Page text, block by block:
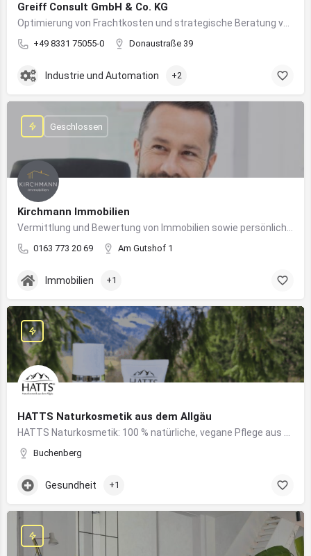
Greiff Consult GmbH & Co. KG
+49 8331 75055-0 Donaustraße 39
Industrie und Automation +2
Kirchmann Immobilien
0163 773 20 69 Am Gutshof 1
Geschlossen
Immobilien +1
HATTS Naturkosmetik aus dem Allgäu
Buchenberg
Gesundheit +1